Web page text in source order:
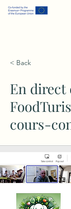
< Back
En direct
cours-